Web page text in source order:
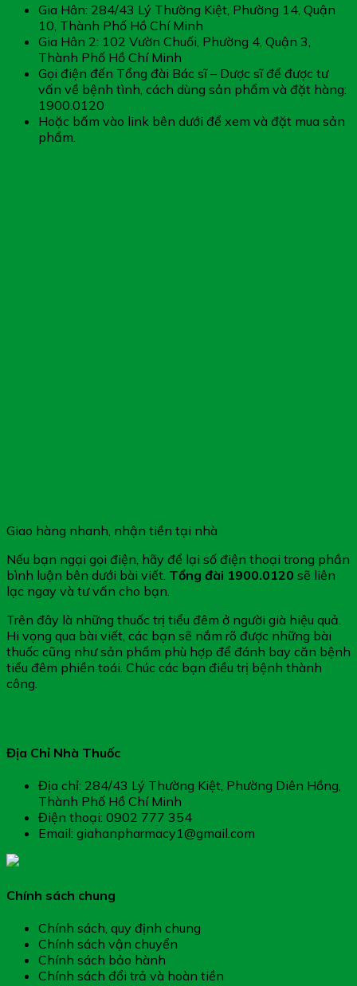
Gia Hân: 284/43 Lý Thường Kiệt, Phường 14, Quận
10, Thành Phố Hồ Chí Minh
Gia Hân 2: 102 Vườn Chuối, Phường 4, Quận 3,
Thành Phố Hồ Chí Minh
Gọi điện đến Tổng đài Bác sĩ – Dược sĩ để được tư
vấn về bệnh tình, cách dùng sản phẩm và đặt hàng:
1900.0120
Hoặc bấm vào link bên dưới để xem và đặt mua sản
phẩm.
Giao hàng nhanh, nhận tiền tại nhà
Nếu bạn ngại gọi điện, hãy để lại số điện thoại trong phần
bình luận bên dưới bài viết. Tổng đài 1900.0120 sẽ liên
lạc ngay và tư vấn cho bạn.
Trên đây là những thuốc trị tiểu đêm ở người già hiệu quả.
Hi vọng qua bài viết, các bạn sẽ nắm rõ được những bài
thuốc cũng như sản phẩm phù hợp để đánh bay căn bệnh
tiểu đêm phiền toái. Chúc các bạn điều trị bệnh thành
công.
Địa Chỉ Nhà Thuốc
Địa chỉ: 284/43 Lý Thường Kiệt, Phường Diên Hồng,
Thành Phố Hồ Chí Minh
Điện thoại: 0902 777 354
Email: giahanpharmacy1@gmail.com
Chính sách chung
Chính sách, quy định chung
Chính sách vận chuyển
Chính sách bảo hành
Chính sách đổi trả và hoàn tiền